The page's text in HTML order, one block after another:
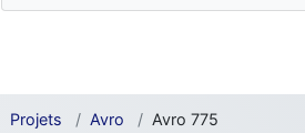
Projets Avro Avro 775